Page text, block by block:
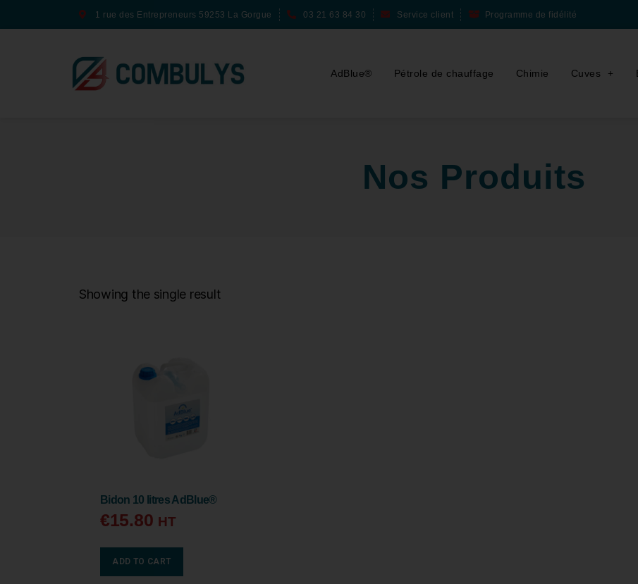
1 rue des Entrepreneurs 59253 La Gorgue 03 21 63 84 30 Service client Programme de fidélité
AdBlue® Pétrole de chauffage Chimie Cuves
Nos Produits
Showing the single result
Bidon 10 litres AdBlue®
€15.80 HT
ADD TO CART